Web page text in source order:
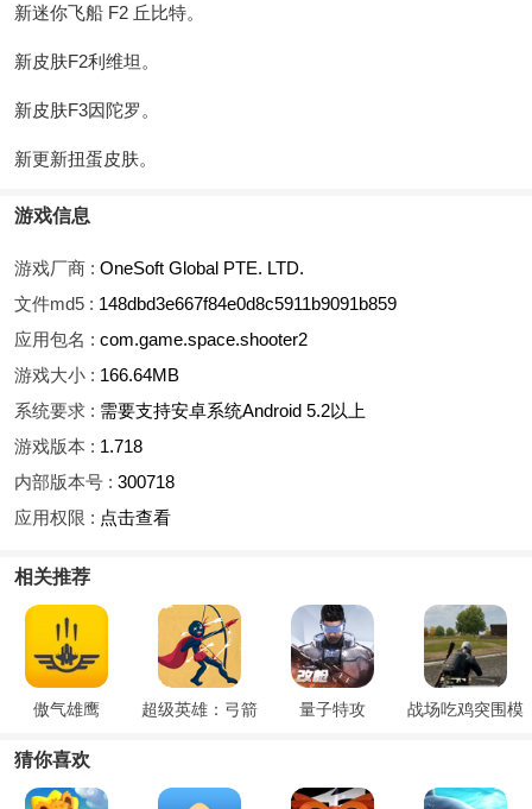
新迷你飞船 F2 丘比特。
新皮肤F2利维坦。
新皮肤F3因陀罗。
新更新扭蛋皮肤。
游戏信息
游戏厂商 : OneSoft Global PTE. LTD.
文件md5 : 148dbd3e667f84e0d8c5911b9091b859
应用包名 : com.game.space.shooter2
游戏大小 : 166.64MB
系统要求 : 需要支持安卓系统Android 5.2以上
游戏版本 : 1.718
内部版本号 : 300718
应用权限 : 点击查看
相关推荐
傲气雄鹰
超级英雄：弓箭
量子特攻
战场吃鸡突围模
猜你喜欢